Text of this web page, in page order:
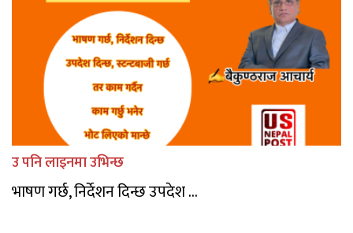
उ पनि लाइनमा उभिन्छ
भाषण गर्छ, निर्देशन दिन्छ उपदेश ...